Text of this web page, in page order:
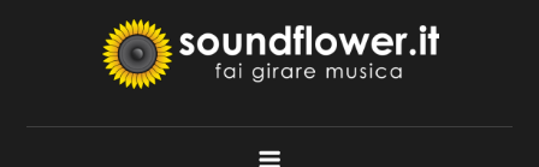
Soundflower.it
Fai Girare Musica